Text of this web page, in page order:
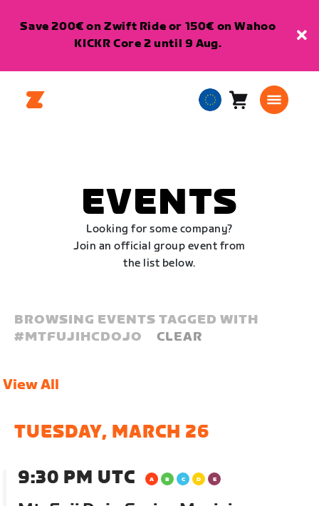
Save 200€ on Zwift Ride or 150€ on Wahoo
KICKR Core 2 until 9 Aug.
EuropeanCart0
EVENTS
Looking for some company?
Join an official group event from
the list below.
BROWSING EVENTS TAGGED WITH
#MTFUJIHCDOJO CLEAR
View All
TUESDAY, MARCH 26
9:30 PM UTC